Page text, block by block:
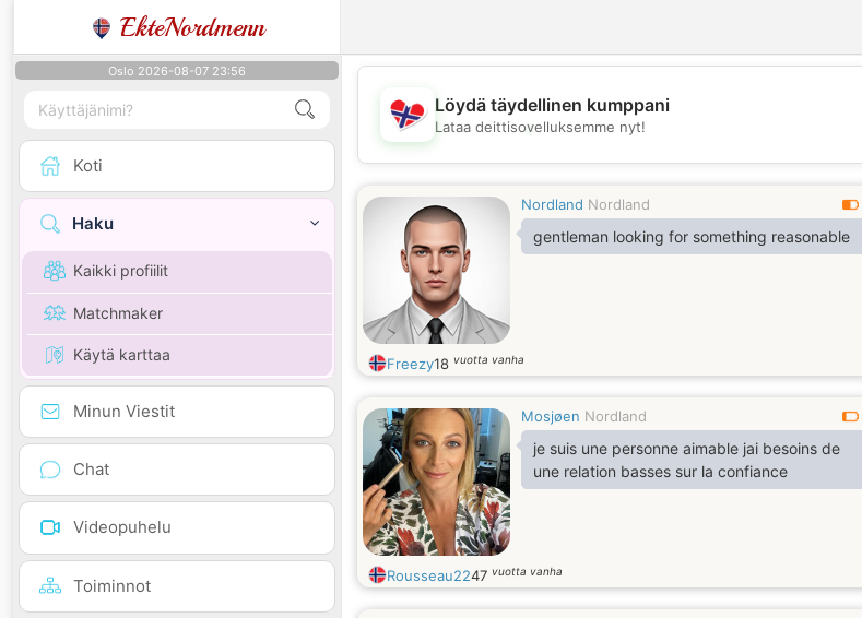
EkteNordmenn
Oslo 2026-08-07 23:56
Koti
Haku
Kaikki profiilit
Matchmaker
Käytä karttaa
Minun Viestit
Chat
Videopuhelu
Toiminnot
💖
Löydä täydellinen kumppani
Lataa deittisovelluksemme nyt!
Nordland Nordland
gentleman looking for something reasonable
Freezy18 vuotta vanha
Mosjøen Nordland
je suis une personne aimable jai besoins de
une relation basses sur la confiance
Rousseau2247 vuotta vanha